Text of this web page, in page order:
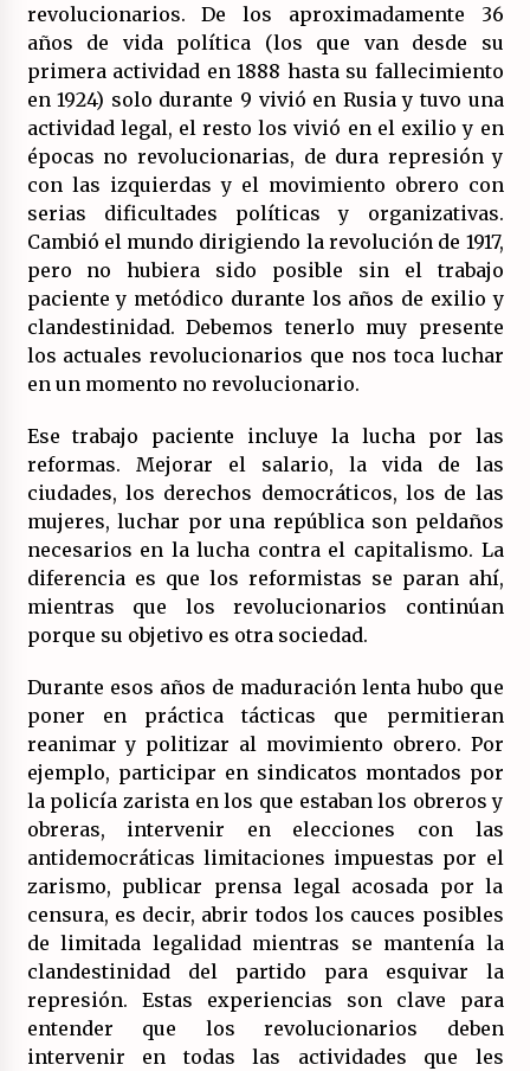
revolucionarios. De los aproximadamente 36
años de vida política (los que van desde su
primera actividad en 1888 hasta su fallecimiento
en 1924) solo durante 9 vivió en Rusia y tuvo una
actividad legal, el resto los vivió en el exilio y en
épocas no revolucionarias, de dura represión y
con las izquierdas y el movimiento obrero con
serias dificultades políticas y organizativas.
Cambió el mundo dirigiendo la revolución de 1917,
pero no hubiera sido posible sin el trabajo
paciente y metódico durante los años de exilio y
clandestinidad. Debemos tenerlo muy presente
los actuales revolucionarios que nos toca luchar
en un momento no revolucionario.
Ese trabajo paciente incluye la lucha por las
reformas. Mejorar el salario, la vida de las
ciudades, los derechos democráticos, los de las
mujeres, luchar por una república son peldaños
necesarios en la lucha contra el capitalismo. La
diferencia es que los reformistas se paran ahí,
mientras que los revolucionarios continúan
porque su objetivo es otra sociedad.
Durante esos años de maduración lenta hubo que
poner en práctica tácticas que permitieran
reanimar y politizar al movimiento obrero. Por
ejemplo, participar en sindicatos montados por
la policía zarista en los que estaban los obreros y
obreras, intervenir en elecciones con las
antidemocráticas limitaciones impuestas por el
zarismo, publicar prensa legal acosada por la
censura, es decir, abrir todos los cauces posibles
de limitada legalidad mientras se mantenía la
clandestinidad del partido para esquivar la
represión. Estas experiencias son clave para
entender que los revolucionarios deben
intervenir en todas las actividades que les